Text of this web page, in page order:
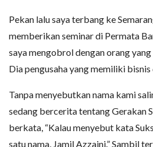
Pekan lalu saya terbang ke
memberikan seminar di Permata
saya mengobrol dengan orang
Dia pengusaha yang memiliki
Tanpa menyebutkan nama kami
sedang bercerita tentang Gerakan
berkata, “Kalau menyebut kata
satu nama, Jamil Azzaini.” Sambil